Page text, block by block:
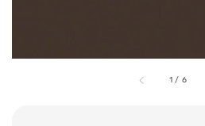
1 / 6